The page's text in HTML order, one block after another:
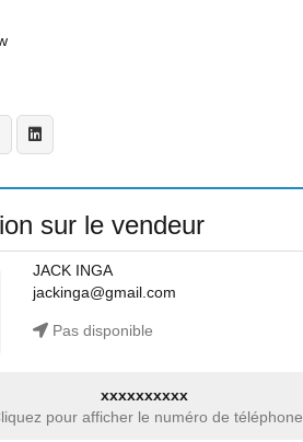
sur le vendeur
JACK INGA
jackinga@gmail.com
Pas disponible
xxxxxxxxxx
pour afficher le numéro de téléphone